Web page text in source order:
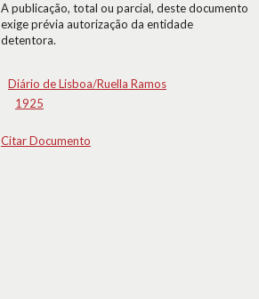
A publicação, total ou parcial, deste documento
exige prévia autorização da entidade
detentora.
Diário de Lisboa/Ruella Ramos
1925
Citar Documento